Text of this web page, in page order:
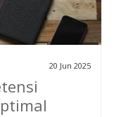
20 Jun 2025